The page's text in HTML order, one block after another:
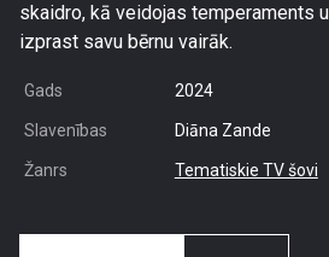
skaidro, kā veidojas temperaments
izprast savu bērnu vairāk.
Gads 2024
Slavenības Diāna Zande
Žanrs Tematiskie TV šovi